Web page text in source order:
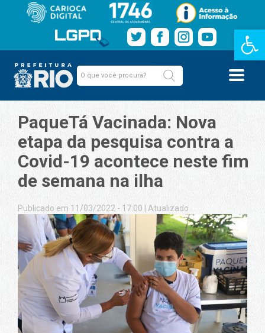
Barra de
PaqueTá Vacinada: Nova
etapa da pesquisa contra a
Covid-19 acontece neste fim
de semana na ilha
Publicado em 11/03/2022 - 17:00 Atualizado